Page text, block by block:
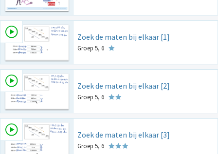
Zoek de maten bij elkaar [1]
Groep 5, 6
Zoek de maten bij elkaar [2]
Groep 5, 6
Zoek de maten bij elkaar [3]
Groep 5, 6